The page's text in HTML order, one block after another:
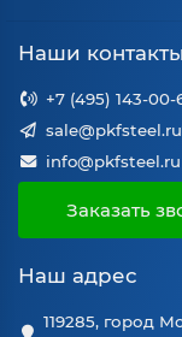
Наши контакты
+7 (495) 143-00-
sale@pkfsteel.ru
info@pkfsteel.ru
Заказать
Наш адрес
119285, город